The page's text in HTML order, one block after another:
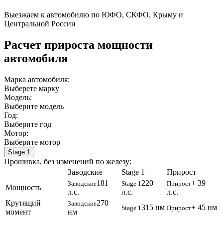
Выезжаем к автомобилю по ЮФО, СКФО, Крыму и
Центральной России
Расчет прироста мощности
автомобиля
Марка автомобиля:
Выберете марку
Модель:
Выберите модель
Год:
Выберите год
Мотор:
Выберите мотор
Stage 1
Прошивка, без изменений по железу:
Заводские
Stage 1
Прирост
Мощность
Заводские181
л.с.
Stage 1 220
л.с.
Прирост+ 39
л.с.
Крутящий
момент
Заводские270
нм
Stage 1 315 нм Прирост+ 45 нм